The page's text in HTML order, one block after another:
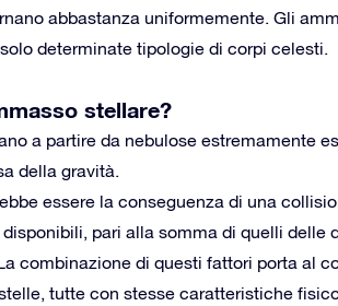
abbastanza uniformemente. Gli
determinate tipologie di corpi celesti.
stellare?
a partire da nebulose estremamente
della gravità.
essere la conseguenza di una
pari alla somma di quelli delle
combinazione di questi fattori porta al
tutte con stesse caratteristiche